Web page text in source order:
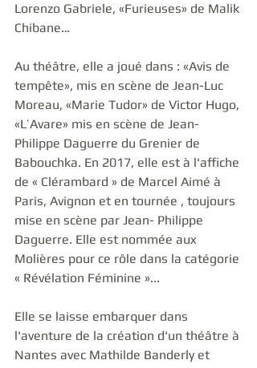
Lorenzo Gabriele, «Furieuses» de Malik
Chibane…
Au théâtre, elle a joué dans : «Avis de
tempête», mis en scène de Jean-Luc
Moreau, «Marie Tudor» de Victor Hugo,
«L’Avare» mis en scène de Jean-
Philippe Daguerre du Grenier de
Babouchka. En 2017, elle est à l'affiche
de « Clérambard » de Marcel Aimé à
Paris, Avignon et en tournée , toujours
mise en scène par Jean- Philippe
Daguerre. Elle est nommée aux
Molières pour ce rôle dans la catégorie
« Révélation Féminine »...
Elle se laisse embarquer dans
l'aventure de la création d'un théâtre à
Nantes avec Mathilde Banderly et